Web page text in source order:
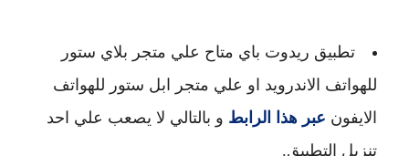
تطبيق ريدوت باي متاح علي متجر بلاي ستور
للهواتف الاندرويد او علي متجر ابل ستور للهواتف
الايفون عبر هذا الرابط و بالتالي لا يصعب علي احد
تنزيل التطبيق.